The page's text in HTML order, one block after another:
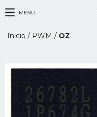
MENU
Início / PWM / OZ